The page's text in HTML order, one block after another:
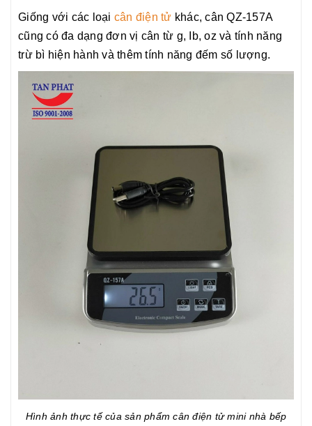
Giống với các loại cân điện tử khác, cân QZ-157A
cũng có đa dạng đơn vị cân từ g, Ib, oz và tính năng
trừ bì hiện hành và thêm tính năng đếm số lượng.
Hình ảnh thực tế của sản phẩm cân điện tử mini nhà bếp